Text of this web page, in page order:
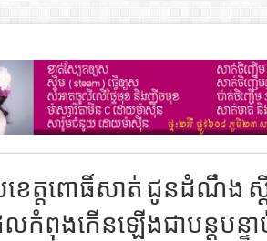
ខេត្តពោធិ៍សាត់ ជូនដំណឹង ស្
ែលកំពុងកើនឡើងជាបន្តបន្ទ